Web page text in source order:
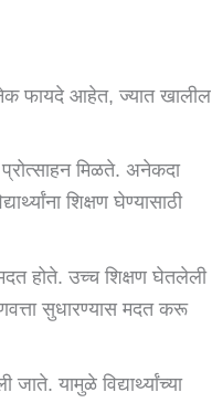
फायदे आहेत, ज्यात खालील
मिळते. अनेकदा
शिक्षण घेण्यासाठी
मदत होते. उच्च शिक्षण घेतलेली
सुधारण्यास मदत करू
यामुळे विद्यार्थ्यांच्या